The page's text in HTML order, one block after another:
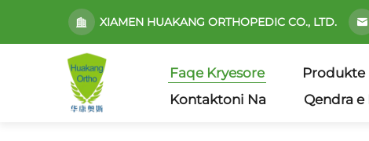
XIAMEN HUAKANG ORTHOPEDIC CO., LTD.
Faqe Kryesore Produkte
Kontaktoni Na
Qendra e